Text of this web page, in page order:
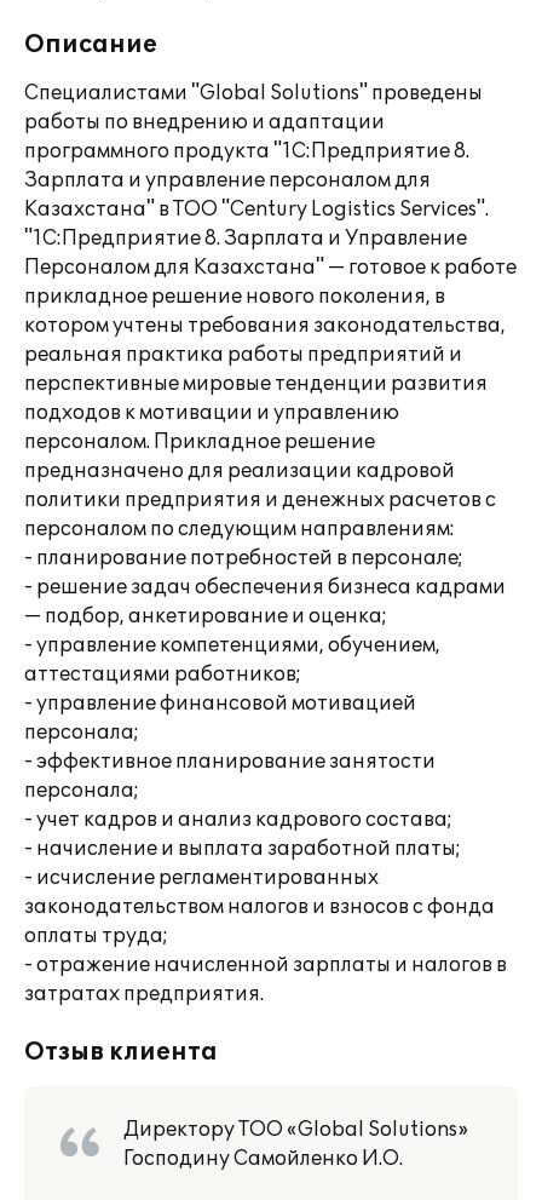
Описание
Специалистами "Global Solutions" проведены
работы по внедрению и адаптации
программного продукта "1С:Предприятие 8.
Зарплата и управление персоналом для
Казахстана" в ТОО "Century Logistics Services".
"1С:Предприятие 8. Зарплата и Управление
Персоналом для Казахстана" — готовое к работе
прикладное решение нового поколения, в
котором учтены требования законодательства,
реальная практика работы предприятий и
перспективные мировые тенденции развития
подходов к мотивации и управлению
персоналом. Прикладное решение
предназначено для реализации кадровой
политики предприятия и денежных расчетов с
персоналом по следующим направлениям:
- планирование потребностей в персонале;
- решение задач обеспечения бизнеса кадрами
— подбор, анкетирование и оценка;
- управление компетенциями, обучением,
аттестациями работников;
- управление финансовой мотивацией
персонала;
- эффективное планирование занятости
персонала;
- учет кадров и анализ кадрового состава;
- начисление и выплата заработной платы;
- исчисление регламентированных
законодательством налогов и взносов с фонда
оплаты труда;
- отражение начисленной зарплаты и налогов в
затратах предприятия.
Отзыв клиента
Директору ТОО «Global Solutions»
Господину Самойленко И.О.